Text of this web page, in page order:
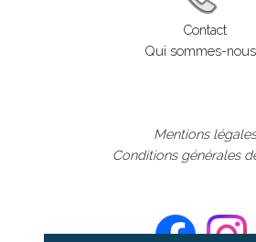
Contact
Qui sommes-
Mentions légales
Conditions générales